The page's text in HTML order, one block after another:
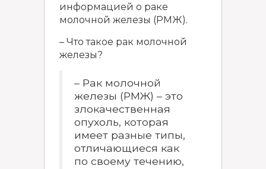
информацией о раке
молочной железы (РМЖ).
– Что такое рак молочной
железы?
– Рак молочной
железы (РМЖ) – это
злокачественная
опухоль, которая
имеет разные типы,
отличающиеся как
по своему течению,